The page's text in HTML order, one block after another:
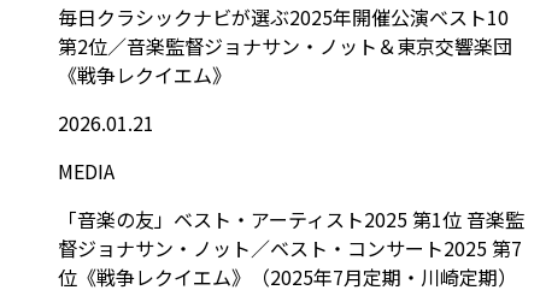
毎日クラシックナビが選ぶ2025年開催公演ベスト10
第2位／音楽監督ジョナサン・ノット＆東京交響楽団
《戦争レクイエム》
2026.01.21
MEDIA
「音楽の友」ベスト・アーティスト2025 第1位 音楽監
督ジョナサン・ノット／ベスト・コンサート2025 第7
位《戦争レクイエム》（2025年7月定期・川崎定期）